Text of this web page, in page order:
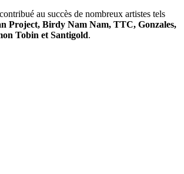
au succès de nombreux artistes tels
Project, Birdy Nam Nam, TTC, Gonzales,
Tobin et Santigold.